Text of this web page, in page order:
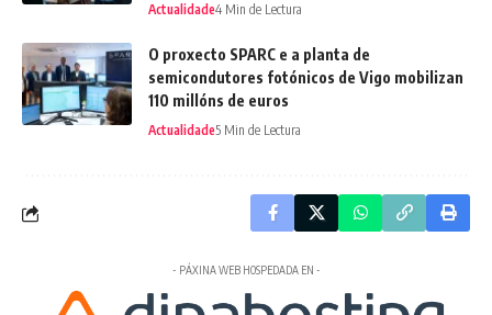
Actualidade4 Min de Lectura
O proxecto SPARC e a planta de
semicondutores fotónicos de Vigo mobilizan
110 millóns de euros
Actualidade5 Min de Lectura
- PÁXINA WEB HOSPEDADA EN -